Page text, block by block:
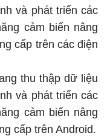
và phát triển các
cảm biến nâng
cấp trên các điện
thu thập dữ liệu
và phát triển các
cảm biến nâng
cấp trên Android.